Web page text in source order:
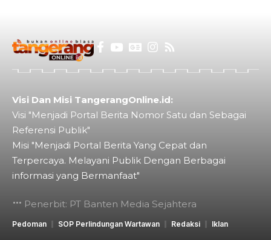
Visi Dan Misi TangerangOnline.id:
Visi "Menjadi Portal Berita Nomor Satu dan Sebagai
Referensi Publik"
Misi "Menjadi Portal Berita Yang Cepat dan
Terpercaya. Melayani Publik Dengan Berbagai
informasi yang Bermanfaat"
Penerbit: PT Banten Media Sejahtera
Pedoman SOP Perlindungan Wartawan Redaksi Iklan